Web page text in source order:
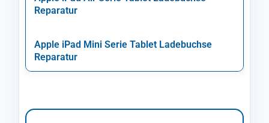
Reparatur
Apple iPad Mini Serie Tablet Ladebuchse
Reparatur